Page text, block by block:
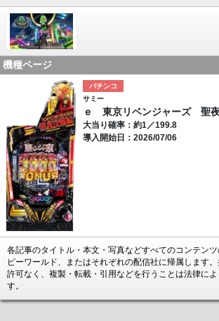
機種ページ
パチンコ
サミー
ｅ 東京リベンジャーズ 聖
大当り確率：約1／199.8
導入開始日：2026/07/06
各記事のタイトル・本文・写真などすべてのコンテン
ピーワールド、またはそれぞれの配信社に帰属します
許可なく、複製・転載・引用などを行うことは法律に
す。